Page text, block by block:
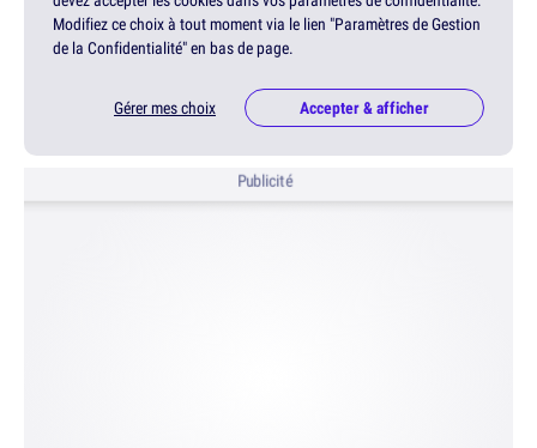
Modifiez ce choix à tout moment via le lien "Paramètres de Gestion
de la Confidentialité" en bas de page.
Gérer mes choix Accepter & afficher
Publicité